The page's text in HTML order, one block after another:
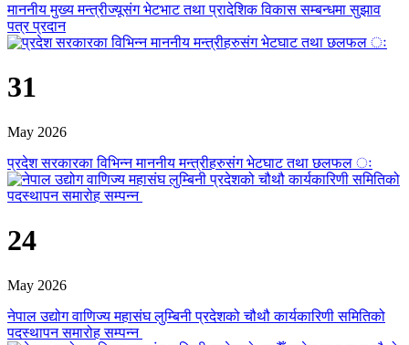
माननीय मुख्य मन्त्रीज्यूसंग भेटभाट तथा प्रादेशिक विकास सम्बन्धमा सुझाव
पत्र प्रदान
31
May 2026
प्रदेश सरकारका विभिन्न माननीय मन्त्रीहरुसंग भेटघाट तथा छलफल ः
24
May 2026
नेपाल उद्योग वाणिज्य महासंघ लुम्बिनी प्रदेशको चौथौ कार्यकारिणी समितिको
पदस्थापन समारोह सम्पन्न